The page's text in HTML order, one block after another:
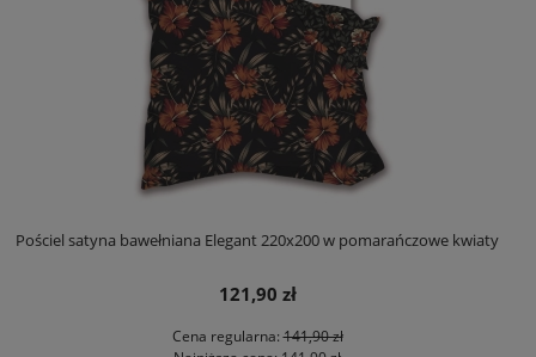
Pościel satyna bawełniana Elegant 220x200 w pomarańczowe kwiaty
121,90 zł
Cena regularna:141,90 zł